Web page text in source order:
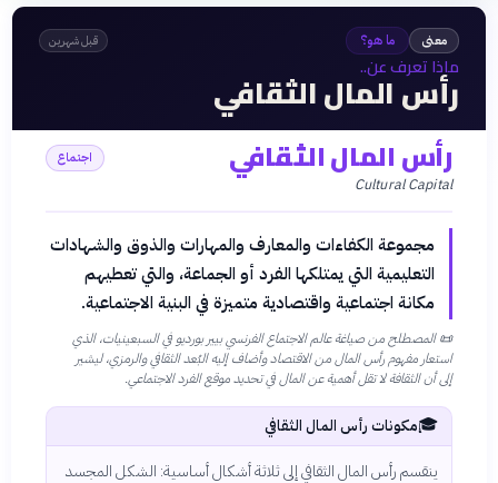
معنى ما هو؟ قبل شهرين
ماذا تعرف عن..
رأس المال الثقافي
رأس المال الثقافي
Cultural Capital
اجتماع
مجموعة الكفاءات والمعارف والمهارات والذوق والشهادات
التعليمية التي يمتلكها الفرد أو الجماعة، والتي تعطيهم
مكانة اجتماعية واقتصادية متميزة في البنية الاجتماعية.
📜المصطلح من صياغة عالم الاجتماع الفرنسي بيير بورديو في السبعينيات، الذي
استعار مفهوم رأس المال من الاقتصاد وأضاف إليه البُعد الثقافي والرمزي، ليشير
إلى أن الثقافة لا تقل أهمية عن المال في تحديد موقع الفرد الاجتماعي.
🎓مكونات رأس المال الثقافي
ينقسم رأس المال الثقافي إلى ثلاثة أشكال أساسية: الشكل المجسد